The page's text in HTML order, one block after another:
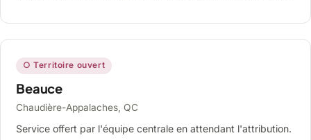
○ Territoire ouvert
Beauce
Chaudière-Appalaches, QC
Service offert par l'équipe centrale en attendant l'attribution.